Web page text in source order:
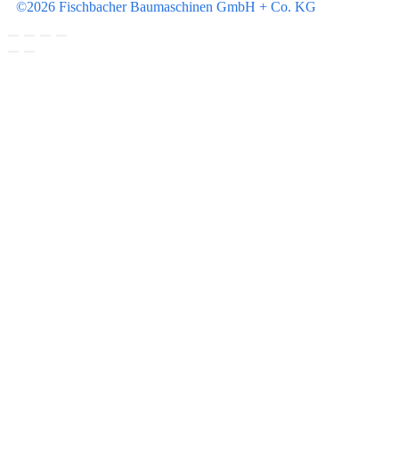
©2026 Fischbacher Baumaschinen GmbH + Co. KG